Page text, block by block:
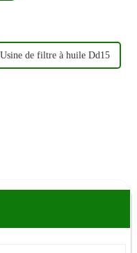
Usine de filtre à huile Dd15